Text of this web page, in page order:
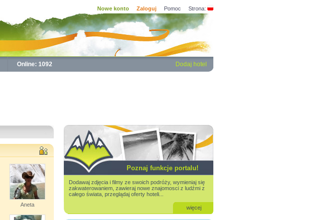
Nowe konto Zaloguj Pomoc Strona:
Online: 1092 Dodaj hotel
Aneta
Poznaj funkcje portalu!
Dodawaj zdjęcia i filmy ze swoich podróży, wymieniaj się
zakwaterowaniem, zawieraj nowe znajomosci z ludźmi z
całego świata, przeglądaj oferty hoteli...
więcej